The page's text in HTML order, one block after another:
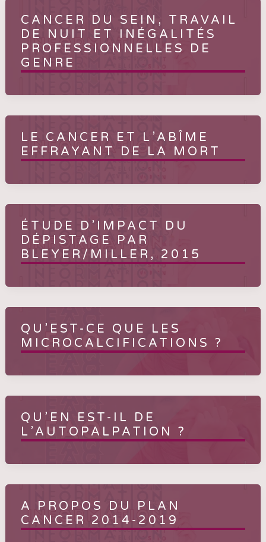
CANCER DU SEIN, TRAVAIL
DE NUIT ET INÉGALITÉS
PROFESSIONNELLES DE
GENRE
LE CANCER ET L’ABÎME
EFFRAYANT DE LA MORT
ÉTUDE D’IMPACT DU
DÉPISTAGE PAR
BLEYER/MILLER, 2015
QU’EST-CE QUE LES
MICROCALCIFICATIONS ?
QU’EN EST-IL DE
L’AUTOPALPATION ?
A PROPOS DU PLAN
CANCER 2014-2019